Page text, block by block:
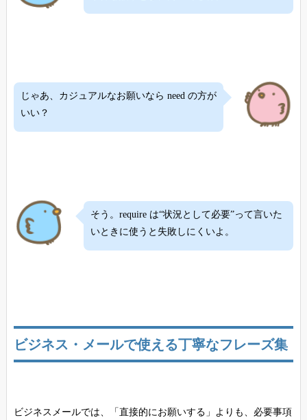
じゃあ、カジュアルなお願いなら need の方が
いい？
そう。require は“状況として必要”って言いた
いときに使うと失敗しにくいよ。
ビジネス・メールで使える丁寧なフレーズ集
ビジネスメールでは、「直接的にお願いする」よりも、必要事項